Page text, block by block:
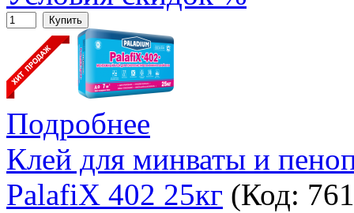
Купить
Подробнее
Клей для минваты и
PalafiX 402 25кг (Код: